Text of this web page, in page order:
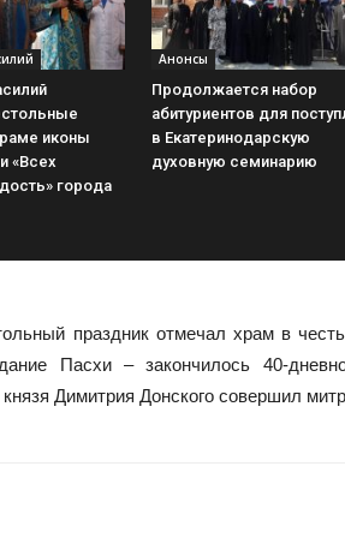
иконы
«Всех
города
Анонсы
Продолжается набор
абитуриентов для
в Екатеринодарскую
духовную семинарию
праздник отмечал храм в
Пасхи – закончилось 40-
князя Димитрия Донского совершил